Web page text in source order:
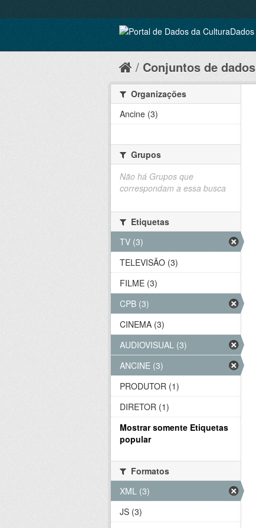
Conjuntos de dados
Organizações
Ancine (3)
Grupos
Não há Grupos que
correspondam a essa busca
Etiquetas
TV (3)
TELEVISÃO (3)
FILME (3)
CPB (3)
CINEMA (3)
AUDIOVISUAL (3)
ANCINE (3)
PRODUTOR (1)
DIRETOR (1)
Mostrar somente Etiquetas
popular
Formatos
XML (3)
JS (3)